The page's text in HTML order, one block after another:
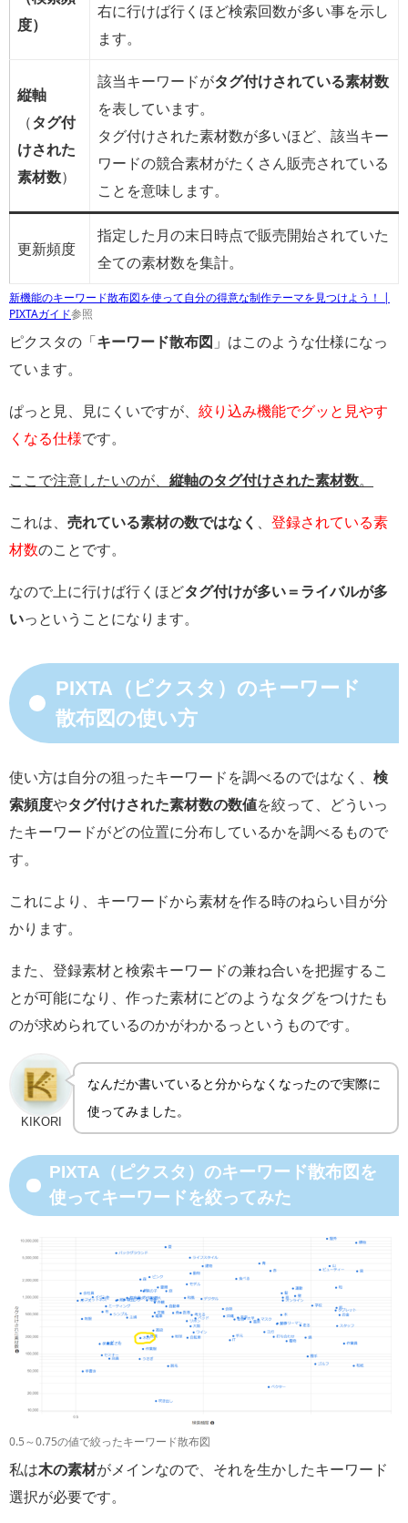
度）
右に行けば行くほど検索回数が多い事を示し
ます。
縦軸
（タグ付
けされた
素材数）
該当キーワードがタグ付けされている素材数
を表しています。
タグ付けされた素材数が多いほど、該当キー
ワードの競合素材がたくさん販売されている
ことを意味します。
更新頻度
指定した月の末日時点で販売開始されていた
全ての素材数を集計。
新機能のキーワード散布図を使って自分の得意な制作テーマを見つけよう！ |
PIXTAガイド参照
ピクスタの「 キーワード散布図 」はこのような仕様になっ
ています。
ぱっと見、見にくいですが、 絞り込み機能でグッと見やす
くなる仕様です。
ここで注意したいのが、 縦軸のタグ付けされた素材数
これは、 売れている素材の数ではなく
登録されている素
材数のことです。
なので上に行けば行くほどタグ付けが多い＝ライバルが多
いっということになります。
PIXTA（ピクスタ）のキーワード
散布図の使い方
使い方は自分の狙ったキーワードを調べるのではなく、 検
索頻度やタグ付けされた素材数の数値を絞って、どういっ
たキーワードがどの位置に分布しているかを調べるもので
す。
これにより、キーワードから素材を作る時のねらい目が分
かります。
また、登録素材と検索キーワードの兼ね合いを把握するこ
とが可能になり、作った素材にどのようなタグをつけたも
のが求められているのかがわかるっというものです。
KIKORI
なんだか書いていると分からなくなったので実際に
使ってみました。
PIXTA（ピクスタ）のキーワード散布図を
使ってキーワードを絞ってみた
0.5～0.75の値で絞ったキーワード散布図
私は木の素材がメインなので、それを生かしたキーワード
選択が必要です。